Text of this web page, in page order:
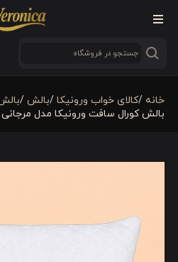
خانه /کالای خواب ورونیکا /بالش /
بالش کورال سافت ورونیکا مدل مرجانی Veronica coral soft pillow